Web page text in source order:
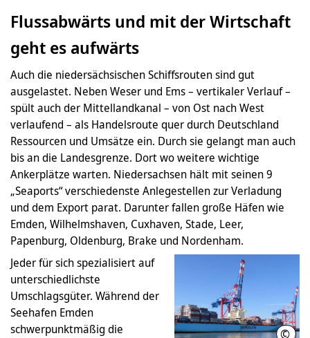
Flussabwärts und mit der Wirtschaft
geht es aufwärts
Auch die niedersächsischen Schiffsrouten sind gut
ausgelastet. Neben Weser und Ems – vertikaler Verlauf –
spült auch der Mittellandkanal – von Ost nach West
verlaufend – als Handelsroute quer durch Deutschland
Ressourcen und Umsätze ein. Durch sie gelangt man auch
bis an die Landesgrenze. Dort wo weitere wichtige
Ankerplätze warten. Niedersachsen hält mit seinen 9
„Seaports“ verschiedenste Anlegestellen zur Verladung
und dem Export parat. Darunter fallen große Häfen wie
Emden, Wilhelmshaven, Cuxhaven, Stade, Leer,
Papenburg, Oldenburg, Brake und Nordenham.
© Ein
Jeder für sich spezialisiert auf
unterschiedlichste
Umschlagsgüter. Während der
Seehafen Emden
schwerpunktmäßig die